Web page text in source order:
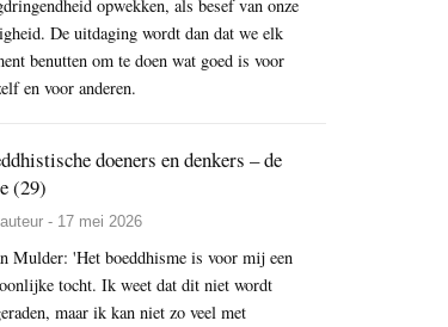
opwekken, als besef van onze
De uitdaging wordt dan dat we elk
benutten om te doen wat goed is voor
en voor anderen.
doeners en denkers – de
(29)
- 17 mei 2026
Mulder: 'Het boeddhisme is voor mij een
tocht. Ik weet dat dit niet wordt
maar ik kan niet zo veel met